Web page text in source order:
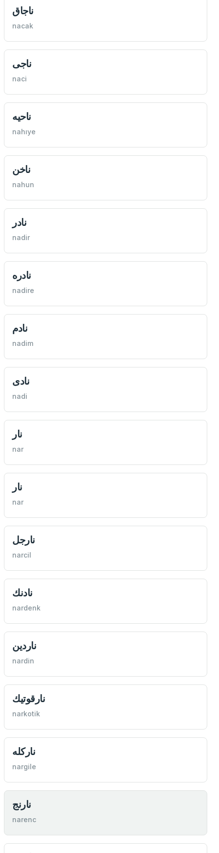
ناجاق
nacak
ناجی
naci
ناحیه
nahıye
ناخن
nahun
نادر
nadir
نادره
nadire
نادم
nadim
نادی
nadi
نار
nar
نار
nar
نارجل
narcil
نادنك
nardenk
ناردین
nardin
نارقوتیك
narkotik
ناركله
nargile
نارنج
narenc